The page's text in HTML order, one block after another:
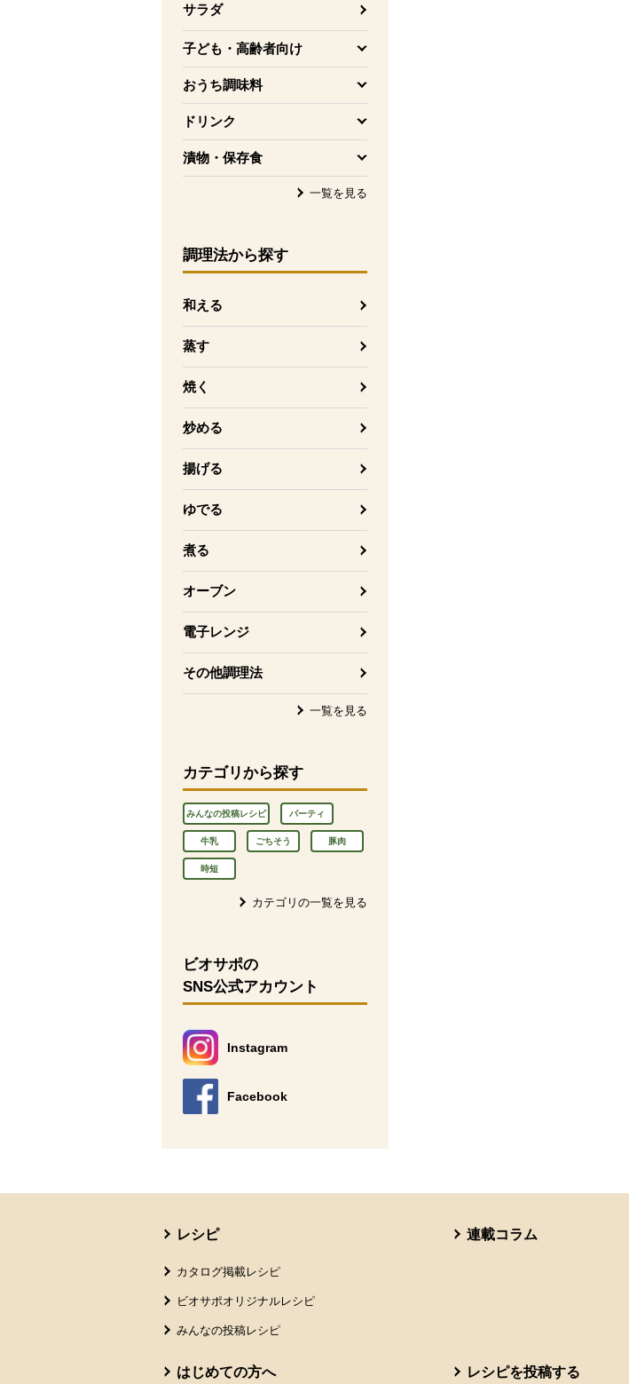
サラダ
子ども・高齢者向け
を開く
おうち調味料
を開く
ドリンク
を開く
漬物・保存食
を開く
一覧を見る
調理法から探す
和える
蒸す
焼く
炒める
揚げる
ゆでる
煮る
オーブン
電子レンジ
その他調理法
一覧を見る
カテゴリから探す
みんなの投稿レシピ パーティ
牛乳 ごちそう 豚肉
時短
カテゴリの一覧を見る
ビオサポの
SNS公式アカウント
Instagram
別のウィンドウで開きます。
Facebook
別のウィンドウで開きます。
レシピ
カタログ掲載レシピ
ビオサポオリジナルレシピ
みんなの投稿レシピ
連載コラム
はじめての方へ レシピを投稿する